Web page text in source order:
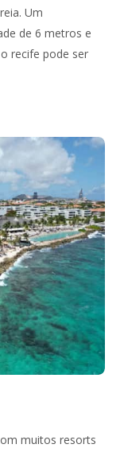
Um
de 6 metros e
recife pode ser
muitos resorts